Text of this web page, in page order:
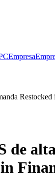
Empresa
de